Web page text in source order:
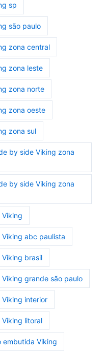
sp
são paulo
zona central
zona leste
zona norte
zona oeste
zona sul
by side Viking zona
by side Viking zona
abc paulista
brasil
grande são paulo
interior
litoral
embutida Viking